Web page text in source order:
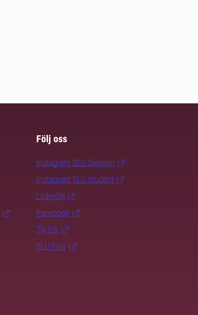
Följ oss
Instagram SLU.Sweden
Instagram SLU.student
LinkedIn
Facebook
TikTok
SLU Play